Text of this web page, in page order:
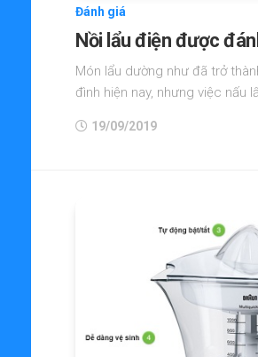
Đánh giá
Nồi lẩu điện được
Món lẩu dường như đã trở
đình hiện nay, nhưng việc nấu
19/09/2019